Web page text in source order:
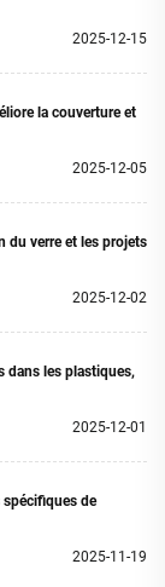
2025-12-15
la couverture et
2025-12-05
du verre et les projets
2025-12-02
dans les plastiques,
2025-12-01
spécifiques de
2025-11-19